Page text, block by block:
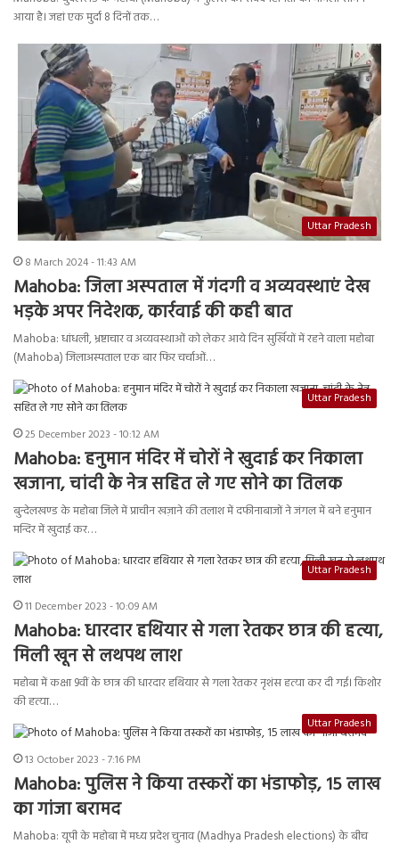
आया है। जहां एक मुर्दा 8 दिनों तक…
Uttar Pradesh
8 March 2024 - 11:43 AM
Mahoba: जिला अस्पताल में गंदगी व अव्यवस्थाएं देख
भड़के अपर निदेशक, कार्रवाई की कही बात
Mahoba: धांधली, भ्रष्टाचार व अव्यवस्थाओं को लेकर आये दिन सुर्खियों में रहने वाला महोबा
(Mahoba) जिलाअस्पताल एक बार फिर चर्चाओं…
Uttar Pradesh
25 December 2023 - 10:12 AM
Mahoba: हनुमान मंदिर में चोरों ने खुदाई कर निकाला
खजाना, चांदी के नेत्र सहित ले गए सोने का तिलक
बुन्देलखण्ड के महोबा जिले में प्राचीन खज़ाने की तलाश में दफीनाबाजों ने जंगल में बने हनुमान
मन्दिर में खुदाई कर…
Uttar Pradesh
11 December 2023 - 10:09 AM
Mahoba: धारदार हथियार से गला रेतकर छात्र की हत्या,
मिली खून से लथपथ लाश
महोबा में कक्षा 9वीं के छात्र की धारदार हथियार से गला रेतकर नृशंस हत्या कर दी गई। किशोर
की हत्या…
Uttar Pradesh
13 October 2023 - 7:16 PM
Mahoba: पुलिस ने किया तस्करों का भंडाफोड़, 15 लाख
का गांजा बरामद
Mahoba: यूपी के महोबा में मध्य प्रदेश चुनाव (Madhya Pradesh elections) के बीच